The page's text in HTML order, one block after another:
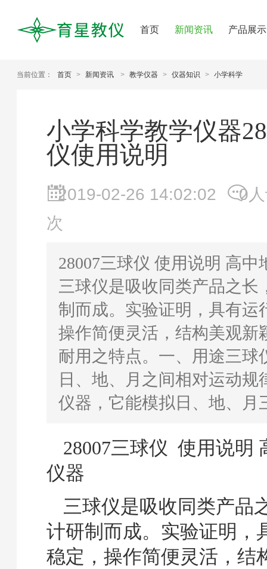
首页 新闻资讯 产品展示
当前位置： 首页 > 新闻资讯 > 教学仪器 > 仪器知识 > 小学科学
小学科学教学仪器
仪使用说明
2019-02-26 14:02:02
0
次
28007三球仪 使用说明 高中
三球仪是吸收同类产品之长
制而成。实验证明，具有运
操作简便灵活，结构美观新
耐用之特点。一、用途三球
日、地、月之间相对运动规
仪器，它能模拟日、地、
28007三球仪 使用说明
仪器
三球仪是吸收同类产品
计研制而成。实验证明，
稳定，操作简便灵活，结